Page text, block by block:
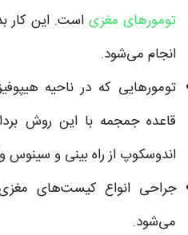
تومورهای مغزی است. این کار
انجام می‌شود.
تومورهایی که در ناحیه
قاعده جمجمه با این روش
اندوسکوپ از راه بینی و سینوس
جراحى انواع کیست‌هاى
می‌شود.